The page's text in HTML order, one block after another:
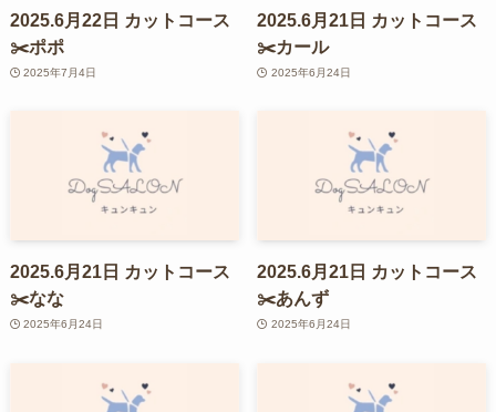
2025.6月22日 カットコース
✂️ポポ
2025年7月4日
2025.6月21日 カットコース
✂️カール
2025年6月24日
2025.6月21日 カットコース
✂️なな
2025年6月24日
2025.6月21日 カットコース
✂️あんず
2025年6月24日